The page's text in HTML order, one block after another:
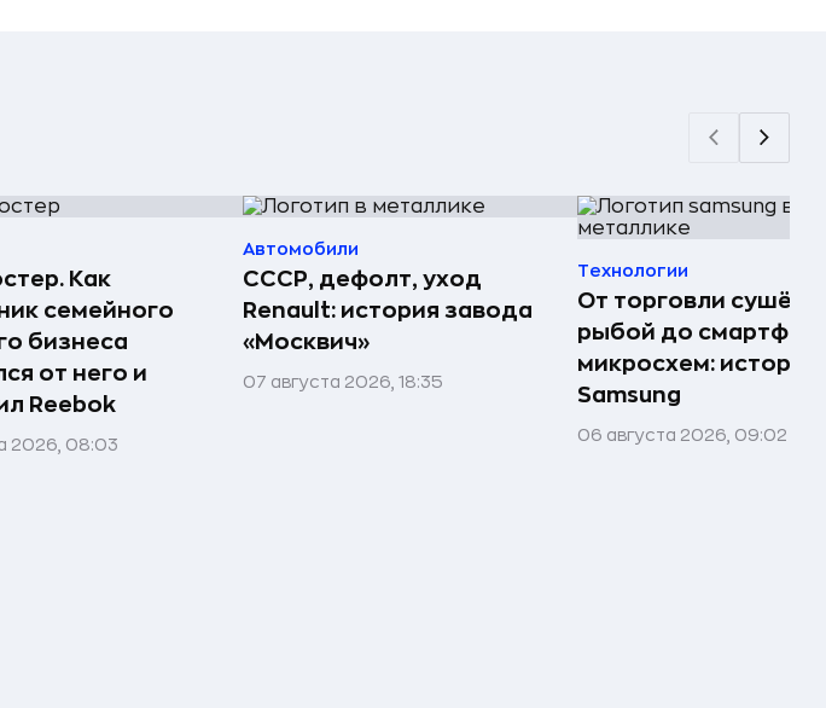
Как
семейного
бизнеса
от него и
Reebok
2026, 08:03
Автомобили
СССР, дефолт, уход
Renault: история завода
«Москвич»
07 августа 2026, 18:35
Технологии
От торговли
рыбой до
микросхем: история
Samsung
06 августа 2026, 09:02